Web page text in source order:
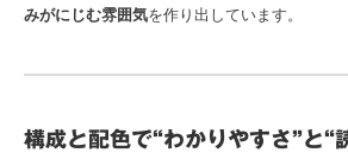
みがにじむ雰囲気を作り出しています。
構成と配色で“わかりやすさ”と“